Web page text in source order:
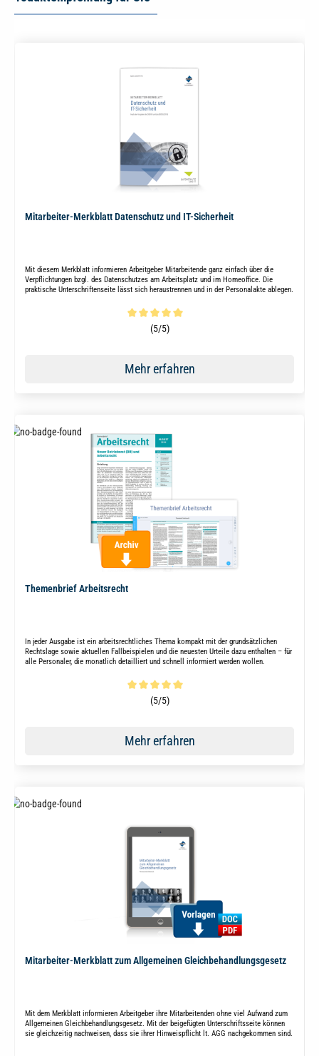
Mitarbeiter-Merkblatt Datenschutz und IT-Sicherheit
Mit diesem Merkblatt informieren Arbeitgeber Mitarbeitende ganz einfach über die
Verpflichtungen bzgl. des Datenschutzes am Arbeitsplatz und im Homeoffice. Die
praktische Unterschriftenseite lässt sich heraustrennen und in der Personalakte ablegen.
Durchschnittliche Bewertung von 5 von 5 Sternen
(5/5)
Mehr erfahren
Themenbrief Arbeitsrecht
In jeder Ausgabe ist ein arbeitsrechtliches Thema kompakt mit der grundsätzlichen
Rechtslage sowie aktuellen Fallbeispielen und die neuesten Urteile dazu enthalten – für
alle Personaler, die monatlich detailliert und schnell informiert werden wollen.
Durchschnittliche Bewertung von 5 von 5 Sternen
(5/5)
Mehr erfahren
Mitarbeiter-Merkblatt zum Allgemeinen Gleichbehandlungsgesetz
Mit dem Merkblatt informieren Arbeitgeber ihre Mitarbeitenden ohne viel Aufwand zum
Allgemeinen Gleichbehandlungsgesetz. Mit der beigefügten Unterschriftsseite können
sie gleichzeitig nachweisen, dass sie ihrer Hinweispflicht lt. AGG nachgekommen sind.